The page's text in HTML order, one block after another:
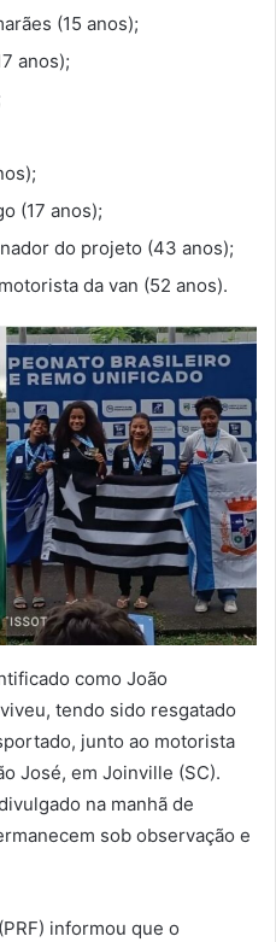
(15 anos);
anos);
(17 anos);
do projeto (43 anos);
da van (52 anos).
como João
tendo sido resgatado
junto ao motorista
José, em Joinville (SC).
na manhã de
sob observação e
informou que o